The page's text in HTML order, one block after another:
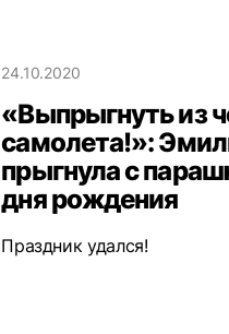
24.10.2020
«Выпрыгнуть из
самолета!»:
прыгнула с
дня рождения
Праздник удался!